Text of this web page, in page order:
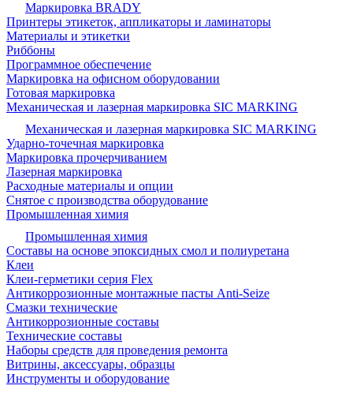
Маркировка BRADY
Принтеры этикеток, аппликаторы и ламинаторы
Материалы и этикетки
Риббоны
Программное обеспечение
Маркировка на офисном оборудовании
Готовая маркировка
Механическая и лазерная маркировка SIC MARKING
Механическая и лазерная маркировка SIC MARKING
Ударно-точечная маркировка
Маркировка прочерчиванием
Лазерная маркировка
Расходные материалы и опции
Снятое с производства оборудование
Промышленная химия
Промышленная химия
Составы на основе эпоксидных смол и полиуретана
Клеи
Клеи-герметики серия Flex
Антикоррозионные монтажные пасты Anti-Seize
Смазки технические
Антикоррозионные составы
Технические составы
Наборы средств для проведения ремонта
Витрины, аксессуары, образцы
Инструменты и оборудование